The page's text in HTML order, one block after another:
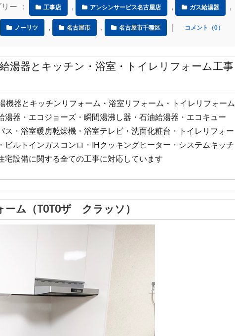
ー ： 工事店 , アンシンサービス名古屋店 , ガス給湯器 ,
ノーリツ , 名古屋市 , 名古屋市千種区 ｜ コメント（0）
湯器とキッチン・浴室・トイレリフォーム工事
機器とキッチンリフォーム・浴室リフォーム・トイレリフォーム
器・エコジョーズ・瞬間湯沸し器・石油給湯器・エコキュー
ス・浴室暖房乾燥機・浴室テレビ・洗面化粧台・トイレリフォー
ルトインガスコンロ・IHクッキングヒーター・システムキッチ
設備に関する全ての工事に対応しています
ム（TOTOザ クラッソ）